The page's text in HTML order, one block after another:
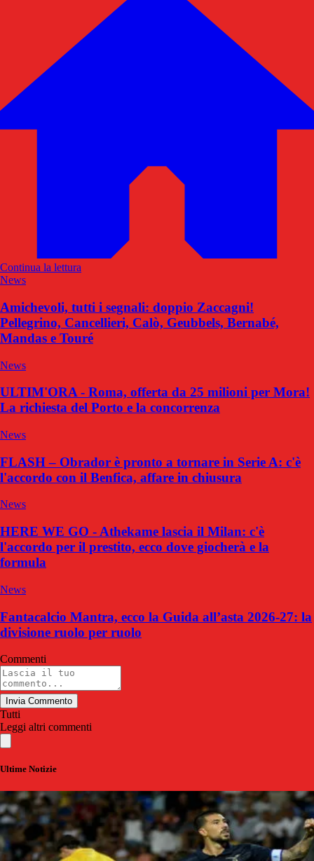
Continua la lettura
News
Amichevoli, tutti i segnali: doppio Zaccagni!
Pellegrino, Cancellieri, Calò, Geubbels, Bernabé,
Mandas e Touré
News
ULTIM'ORA - Roma, offerta da 25 milioni per Mora!
La richiesta del Porto e la concorrenza
News
FLASH – Obrador è pronto a tornare in Serie A: c'è
l'accordo con il Benfica, affare in chiusura
News
HERE WE GO - Athekame lascia il Milan: c'è
l'accordo per il prestito, ecco dove giocherà e la
formula
News
Fantacalcio Mantra, ecco la Guida all’asta 2026-27: la
divisione ruolo per ruolo
Commenti
Invia Commento
Tutti
Leggi altri commenti
Ultime Notizie